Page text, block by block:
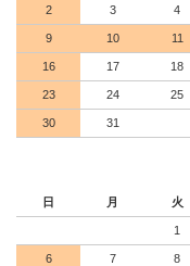
2 3 4
9 10 11
16 17 18
23 24 25
30 31
日 月 火
1
6 7 8